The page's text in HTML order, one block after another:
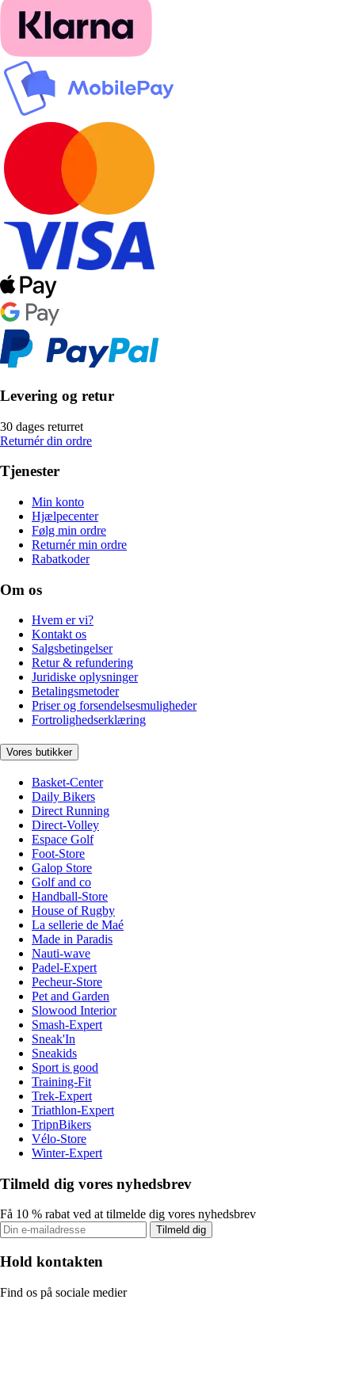
Levering og retur
30 dages returret
Returnér din ordre
Tjenester
Min konto
Hjælpecenter
Følg min ordre
Returnér min ordre
Rabatkoder
Om os
Hvem er vi?
Kontakt os
Salgsbetingelser
Retur & refundering
Juridiske oplysninger
Betalingsmetoder
Priser og forsendelsesmuligheder
Fortrolighedserklæring
Vores butikker
Basket-Center
Daily Bikers
Direct Running
Direct-Volley
Espace Golf
Foot-Store
Galop Store
Golf and co
Handball-Store
House of Rugby
La sellerie de Maé
Made in Paradis
Nauti-wave
Padel-Expert
Pecheur-Store
Pet and Garden
Slowood Interior
Smash-Expert
Sneak'In
Sneakids
Sport is good
Training-Fit
Trek-Expert
Triathlon-Expert
TripnBikers
Vélo-Store
Winter-Expert
Tilmeld dig vores nyhedsbrev
Få 10 % rabat ved at tilmelde dig vores nyhedsbrev
Tilmeld dig
Hold kontakten
Find os på sociale medier